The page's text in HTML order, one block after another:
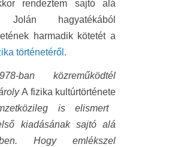
rendeztem sajtó alá
Jolán hagyatékából
harmadik kötetét a
történetéről .
ban közreműködtél
A fizika kultúrtörténete
is elismert
kiadásának sajtó alá
Hogy emlékszel